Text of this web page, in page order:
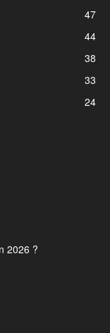
47
44
38
33
24
2026 ?